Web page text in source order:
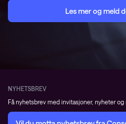
Les mer og meld
NYHETSBREV
Få nyhetsbrev med invitasjoner, nyheter